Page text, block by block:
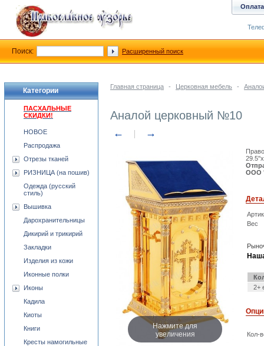
Главная страница - Церковная мебель -
Аналой церковный №10
← →
Нажмите для
увеличения
ООО
Вес
2+
Кол-
Категории
ПАСХАЛЬНЫЕ
СКИДКИ!
НОВОЕ
Распродажа
Отрезы тканей
РИЗНИЦА (на пошив)
Одежда (русский
стиль)
Вышивка
Дарохранительницы
Дикирий и трикирий
Закладки
Изделия из кожи
Иконные полки
Иконы
Кадила
Киоты
Книги
Кресты намогильные
Оплата
Поиск: Расширенный поиск